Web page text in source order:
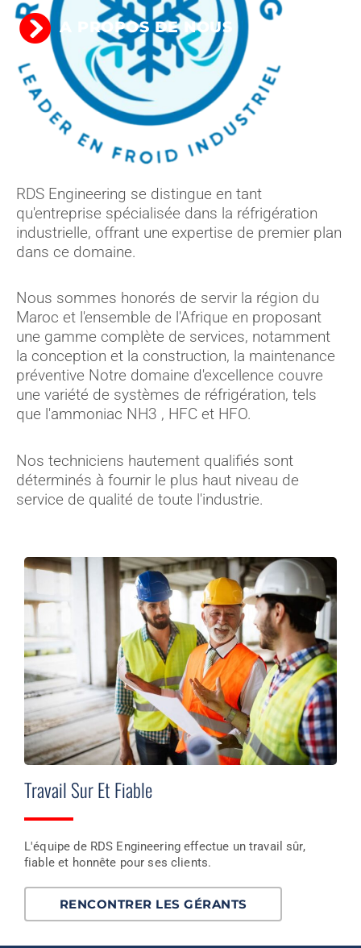
A PROPOS DE NOUS
RDS Engineering se distingue en tant
qu'entreprise spécialisée dans la réfrigération
industrielle, offrant une expertise de premier plan
dans ce domaine.
Nous sommes honorés de servir la région du
Maroc et l'ensemble de l'Afrique en proposant
une gamme complète de services, notamment
la conception et la construction, la maintenance
préventive Notre domaine d'excellence couvre
une variété de systèmes de réfrigération, tels
que l'ammoniac NH3 , HFC et HFO.
Nos techniciens hautement qualifiés sont
déterminés à fournir le plus haut niveau de
service de qualité de toute l'industrie.
Travail Sur Et Fiable
L'équipe de RDS Engineering effectue un travail sûr,
fiable et honnête pour ses clients.
RENCONTRER LES GÉRANTS